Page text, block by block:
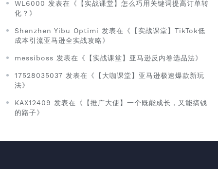
WL6000 发表在《【实战课堂】怎么巧用关键词提高订单转
化？》
Shenzhen Yibu Optimi 发表在《【实战课堂】TikTok低
成本引流亚马逊全实战攻略》
messiboss 发表在《【实战课堂】亚马逊反内卷选品法》
17528035037 发表在《【大咖课堂】亚马逊极速爆款新玩
法》
KAX12409 发表在《【推广大使】一个既能成长，又能搞钱
的路子》